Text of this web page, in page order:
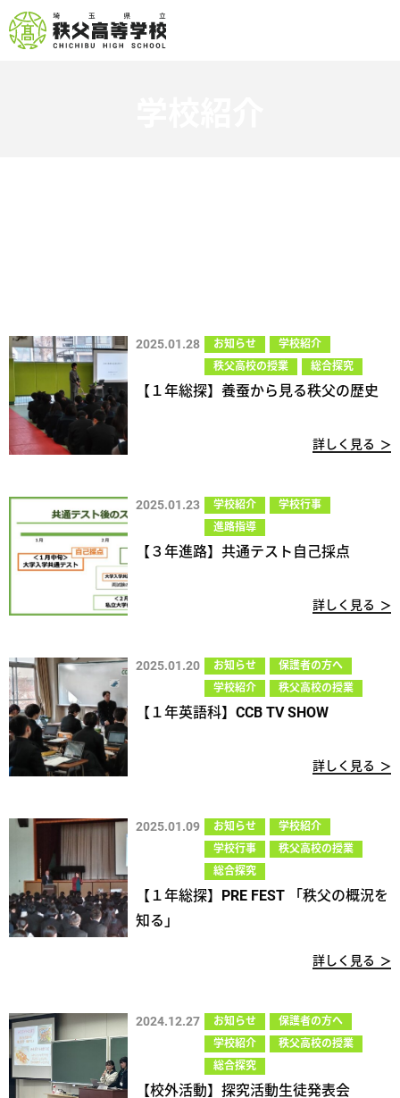
2025.01.28 お知らせ
学校紹介
秩父高校の授業
総合探究
【１年総探】養蚕から見る秩父の歴史
詳しく見る
2025.01.23 学校紹介
学校行事
進路指導
【３年進路】共通テスト自己採点
詳しく見る
2025.01.20 お知らせ
保護者の方へ
学校紹介
秩父高校の授業
【１年英語科】CCB TV SHOW
詳しく見る
2025.01.09 お知らせ
学校紹介
学校行事
秩父高校の授業
総合探究
【１年総探】PRE FEST 「秩父の概況を
知る」
詳しく見る
2024.12.27 お知らせ
保護者の方へ
学校紹介
秩父高校の授業
総合探究
【校外活動】探究活動生徒発表会